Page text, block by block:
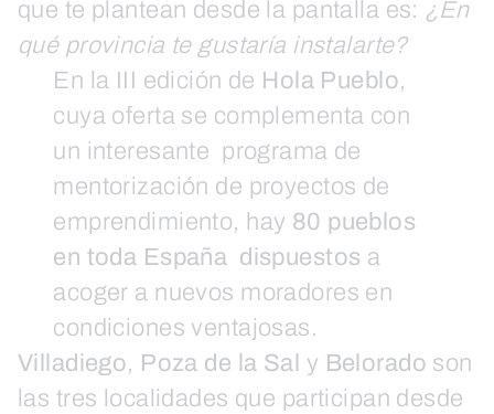
que te plantean desde la pantalla es: ¿En
qué provincia te gustaría instalarte?
En la III edición de Hola Pueblo,
cuya oferta se complementa con
un interesante programa de
mentorización de proyectos de
emprendimiento, hay 80 pueblos
en toda España dispuestos a
acoger a nuevos moradores en
condiciones ventajosas.
Villadiego, Poza de la Sal y Belorado son
las tres localidades que participan desde